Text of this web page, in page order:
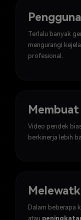
Terlalu banyak
mengurangi
profesional.
Video pendek
berkinerja lebih
Dalam beberapa
atau